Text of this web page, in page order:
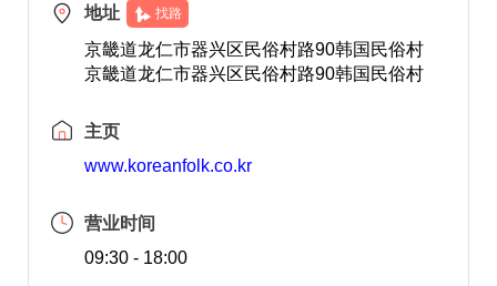
地址 找路
京畿道龙仁市器兴区民俗村路90韩国民俗村
京畿道龙仁市器兴区民俗村路90韩国民俗村
主页
www.koreanfolk.co.kr
营业时间
09:30 - 18:00